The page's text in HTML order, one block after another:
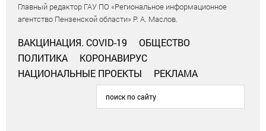
Главный редактор ГАУ ПО «Региональное информационное
агентство Пензенской области» Р. А. Маслов.
ВАКЦИНАЦИЯ. COVID-19
ОБЩЕСТВО
ПОЛИТИКА
КОРОНАВИРУС
НАЦИОНАЛЬНЫЕ ПРОЕКТЫ
РЕКЛАМА